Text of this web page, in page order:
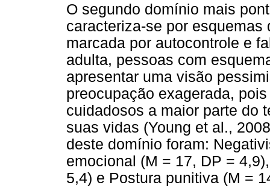
O segundo domínio mais
caracteriza-se por
marcada por autocontrole e
adulta, pessoas com
apresentar uma visão
preocupação exagerada,
cuidadosos a maior parte do
suas vidas (Young et al.,
deste domínio foram:
emocional (M = 17, DP =
5,4) e Postura punitiva (M =